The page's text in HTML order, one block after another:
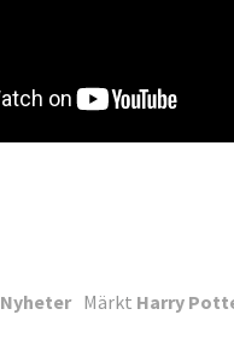
Nyheter Märkt Harry